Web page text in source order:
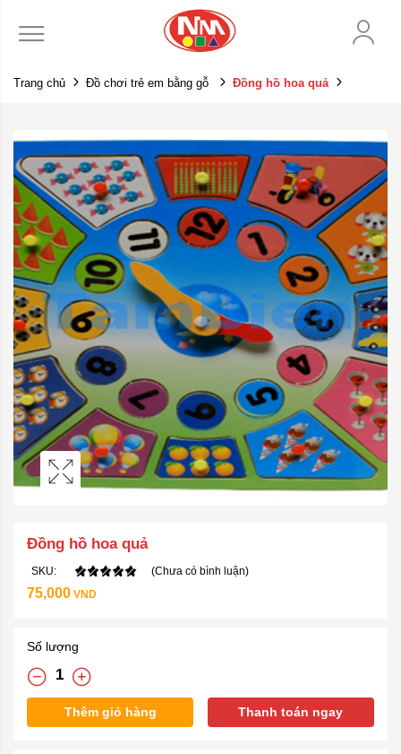
Trang chủ Đồ chơi trẻ em bằng gỗ Đồng hồ hoa quả
Đồng hồ hoa quả
SKU: (Chưa có bình luận)
75,000 VND
Số lượng
Thêm giỏ hàng Thanh toán ngay